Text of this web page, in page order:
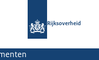
Rijksoverheid